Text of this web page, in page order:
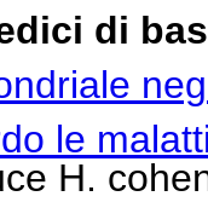
di
le
H.